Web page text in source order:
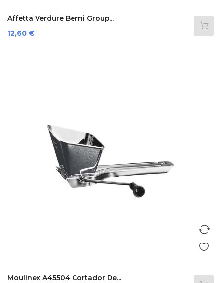
Affetta Verdure Berni Group...
Precio
12,60 €
Moulinex A45504 Cortador De...